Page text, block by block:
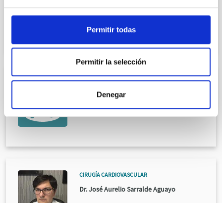
Permitir todas
Permitir la selección
Denegar
CARDIOLOGÍA
Dr. Juan Pablo Hernando García
CIRUGÍA CARDIOVASCULAR
Dr. José Aurelio Sarralde Aguayo